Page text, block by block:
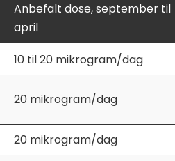
Anbefalt dose, september til
april
10 til 20 mikrogram/dag
20 mikrogram/dag
20 mikrogram/dag